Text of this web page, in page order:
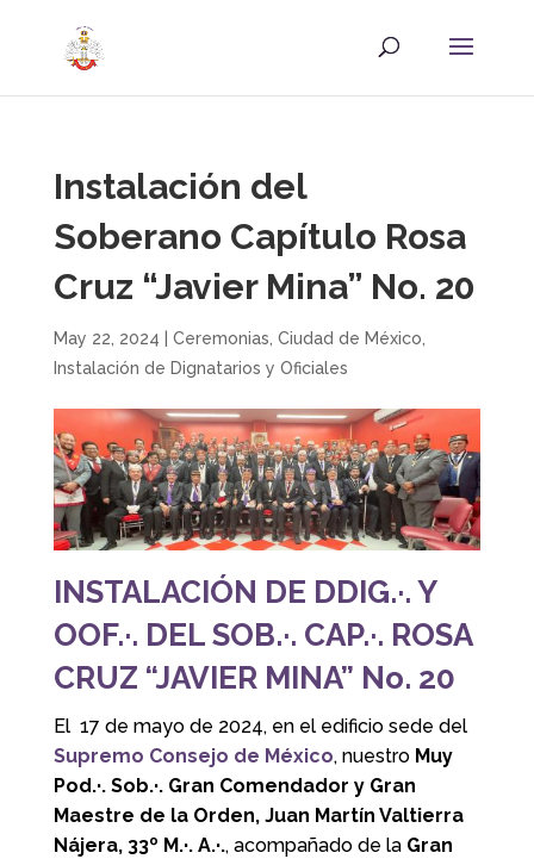
Instalación del
Soberano Capítulo Rosa
Cruz “Javier Mina” No. 20
May 22, 2024 Ceremonias Ciudad de México
Instalación de Dignatarios y Oficiales
INSTALACIÓN DE DDIG.·. Y
OOF.·. DEL SOB.·. CAP.·. ROSA
CRUZ “JAVIER MINA” No. 20
El 17 de mayo de 2024, en el edificio sede del
Supremo Consejo de México, nuestro Muy
Pod.·.Sob.·. Gran Comendador y Gran
Maestre de la Orden, Juan Martín Valtierra
Nájera, 33º M .·. A.·., acompañado de la Gran